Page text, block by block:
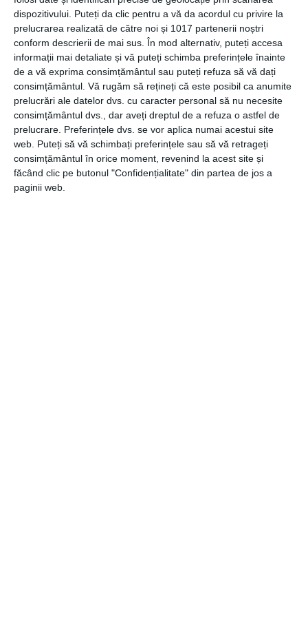
dispozitivului. Puteți da clic pentru a vă da acordul cu privire la
prelucrarea realizată de către noi și 1017 partenerii noștri
conform descrierii de mai sus. În mod alternativ, puteți accesa
informații mai detaliate și vă puteți schimba preferințele înainte
de a vă exprima consimțământul sau puteți refuza să vă dați
consimțământul. Vă rugăm să rețineți că este posibil ca anumite
prelucrări ale datelor dvs. cu caracter personal să nu necesite
consimțământul dvs., dar aveți dreptul de a refuza o astfel de
prelucrare. Preferințele dvs. se vor aplica numai acestui site
web. Puteți să vă schimbați preferințele sau să vă retrageți
consimțământul în orice moment, revenind la acest site și
făcând clic pe butonul "Confidențialitate" din partea de jos a
paginii web.
O mai mare rezilienta
Rezistenta la stres fara a-ti pierde autocontrolul,
rezolvarea situatiilor tensionate, medierea conflictelor
si depasirea momentelor dificile cu diplomatie
reprezinta atuurile unui lider de succes. Dezvoltarea
personala nu va impiedica aparitia situatiilor
neplacute, dar te va ajuta sa le rezolvi in cel mai
inteligent mod, avand mai multa incredere, rezilienta si
abilitati personale si interpersonale pentru a face fata
oricarei provocari.